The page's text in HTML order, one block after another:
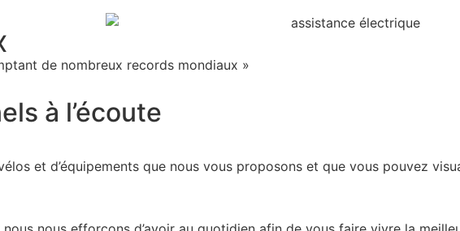
de nombreux records mondiaux »
à l’écoute
et d’équipements que nous vous proposons et que vous pouvez